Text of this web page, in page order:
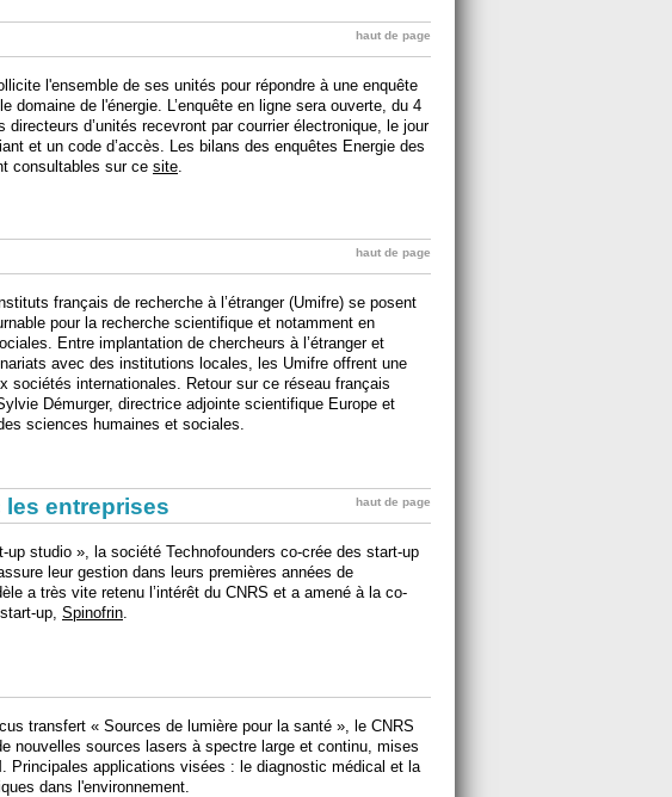
haut de page
l'ensemble de ses unités pour répondre à une enquête
domaine de l'énergie. L’enquête en ligne sera ouverte, du 4
directeurs d’unités recevront par courrier électronique, le jour
et un code d’accès. Les bilans des enquêtes Energie des
consultables sur ce site.
haut de page
français de recherche à l’étranger (Umifre) se posent
pour la recherche scientifique et notamment en
Entre implantation de chercheurs à l’étranger et
avec des institutions locales, les Umifre offrent une
sociétés internationales. Retour sur ce réseau français
Démurger, directrice adjointe scientifique Europe et
sciences humaines et sociales.
entreprises haut de page
up studio », la société Technofounders co-crée des start-up
leur gestion dans leurs premières années de
a très vite retenu l’intérêt du CNRS et a amené à la co-
up, Spinofrin.
transfert « Sources de lumière pour la santé », le CNRS
nouvelles sources lasers à spectre large et continu, mises
Principales applications visées : le diagnostic médical et la
dans l'environnement.